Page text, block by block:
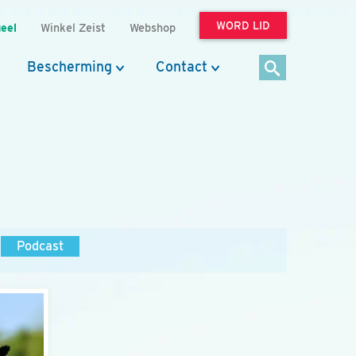
Winkel Zeist Webshop WORD LID
Bescherming Contact
Podcast